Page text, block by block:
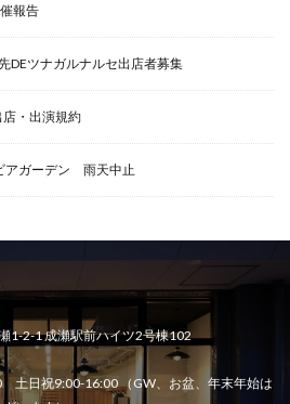
報告
ツナガルナルセ出店者募集
・出演規約
アガーデン 雨天中止
1-2-1 成瀬駅前ハイツ2号棟102
土日祝9:00-16:00 （GW、お盆、年末年始は